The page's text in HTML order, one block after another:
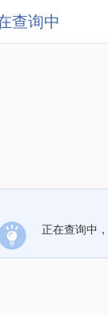
查询中
正在查询中